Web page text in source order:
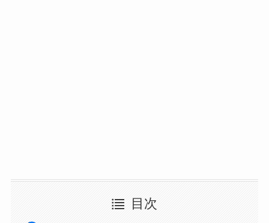
目次